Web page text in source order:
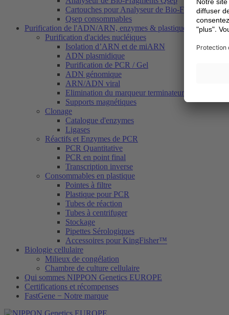
Cartouches pour Analyseur de Bio-Fragments
Qsep consommables
Purification de l'ADN/ARN, enzymes & plastiques
Purification d'acides nucléiques
Isolation d’ARN et de miARN
ADN plasmidique
Purification de PCR / Gel
ADN génomique
ARN/ADN viral
Elimination du marqueur terminateur (Dye
Supports magnétiques
Clonage
Catalogue d'enzymes
Ligases
Réactifs et Enzymes de PCR
PCR Quantitative
PCR en point final
Transcription inverse
Consommables en plastique
Pointes à filtre
Plastique pour PCR
Tubes de réaction
Tubes à centrifuger
Stockage
Pipettes Sérologiques
Accessoires pour KingFisher™
Biologie cellulaire
Milieux de congélation
Chambre de culture cellulaire
Qui sommes NIPPON Genetics EUROPE
Certifications et récompenses
FastGene − Notre marque